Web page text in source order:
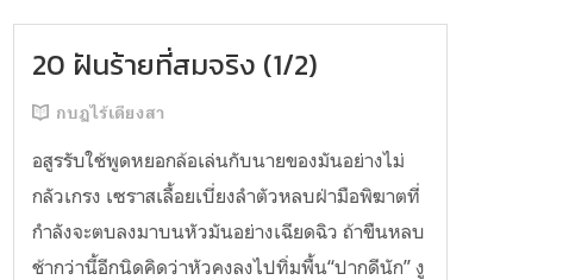
20 ฝันร้ายที่สมจริง (1/2)
กบฏไร้เดียงสา
อสูรรับใช้พูดหยอกล้อเล่นกับนายของมันอย่างไม่
กลัวเกรง เซราสเลื้อยเบี่ยงลำตัวหลบฝ่ามือพิฆาตที่
กำลังจะตบลงมาบนหัวมันอย่างเฉียดฉิว ถ้าขืนหลบ
ช้ากว่านี้อีกนิดคิดว่าหัวคงลงไปทิ่มพื้น“ปากดีนัก” งู